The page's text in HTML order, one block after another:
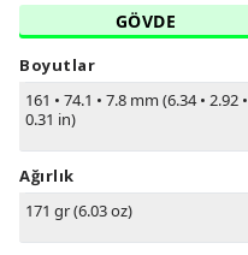
GÖVDE
Boyutlar
161 • 74.1 • 7.8 mm (6.34• 2.92 •
0.31 in)
Ağırlık
171 gr (6.03 oz)